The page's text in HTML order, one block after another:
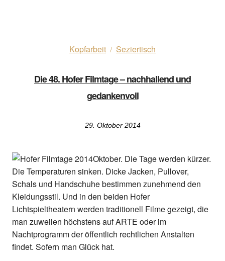
Kopfarbeit / Seziertisch
Die 48. Hofer Filmtage – nachhallend und
gedankenvoll
29. Oktober 2014
Oktober. Die Tage werden kürzer.
Die Temperaturen sinken. Dicke Jacken, Pullover,
Schals und Handschuhe bestimmen zunehmend den
Kleidungsstil. Und in den beiden Hofer
Lichtspieltheatern werden traditionell Filme gezeigt, die
man zuweilen höchstens auf ARTE oder im
Nachtprogramm der öffentlich rechtlichen Anstalten
findet. Sofern man Glück hat.